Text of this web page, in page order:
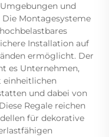
und
Montagesysteme
Installation auf
ermöglicht. Der
es Unternehmen,
und dabei von
Regale reichen
für dekorative